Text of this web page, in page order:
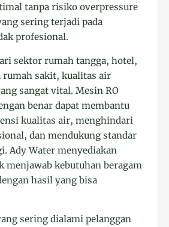
tanpa risiko overpressure
sering terjadi pada
profesional.
sektor rumah tangga, hotel,
rumah sakit, kualitas air
sangat vital. Mesin RO
benar dapat membantu
kualitas air, menghindari
dan mendukung standar
Ady Water menyediakan
menjawab kebutuhan beragam
hasil yang bisa
sering dialami pelanggan